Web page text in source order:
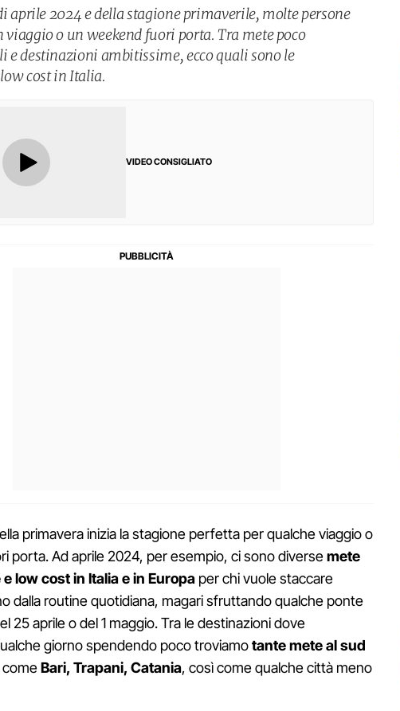
aprile 2024 e della stagione primaverile, molte persone
viaggio o un weekend fuori porta. Tra mete poco
e destinazioni ambitissime, ecco quali sono le
cost in Italia.
VIDEO CONSIGLIATO
primavera inizia la stagione perfetta per qualche viaggio o
porta. Ad aprile 2024, per esempio, ci sono diversemete
low cost in Italia e in Europa per chi vuole staccare
dalla routine quotidiana, magari sfruttando qualche ponte
25 aprile o del 1 maggio. Tra le destinazioni dove
giorno spendendo poco troviamotante mete al sud
comeBari, Trapani, Catania, così come qualche città meno